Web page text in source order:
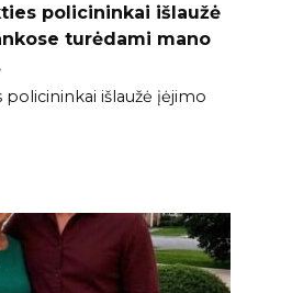
policininkai išlaužė
turėdami mano
policininkai išlaužė įėjimo